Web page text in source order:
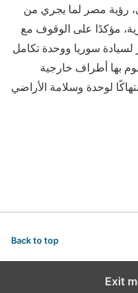
رؤية مصر لما يجري من
مؤكدًا على الوقوف مع
سوريا ووحدة تكامل
بها أطراف خارجية
لوحدة وسلامة الأراضي
Back to top
Exit